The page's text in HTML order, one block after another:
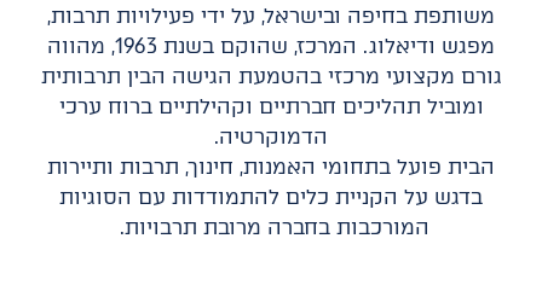
משותפת בחיפה ובישראל, על ידי פעילויות תרבות,
מפגש ודיאלוג. המרכז, שהוקם בשנת 1963, מהווה
גורם מקצועי מרכזי בהטמעת הגישה הבין תרבותית
ומוביל תהליכים חברתיים וקהילתיים ברוח ערכי
הדמוקרטיה.
הבית פועל בתחומי האמנות, חינוך, תרבות ותיירות
בדגש על הקניית כלים להתמודדות עם הסוגיות
המורכבות בחברה מרובת תרבויות.